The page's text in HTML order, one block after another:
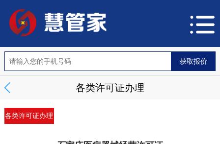
各类许可证办理
各类许可证办理